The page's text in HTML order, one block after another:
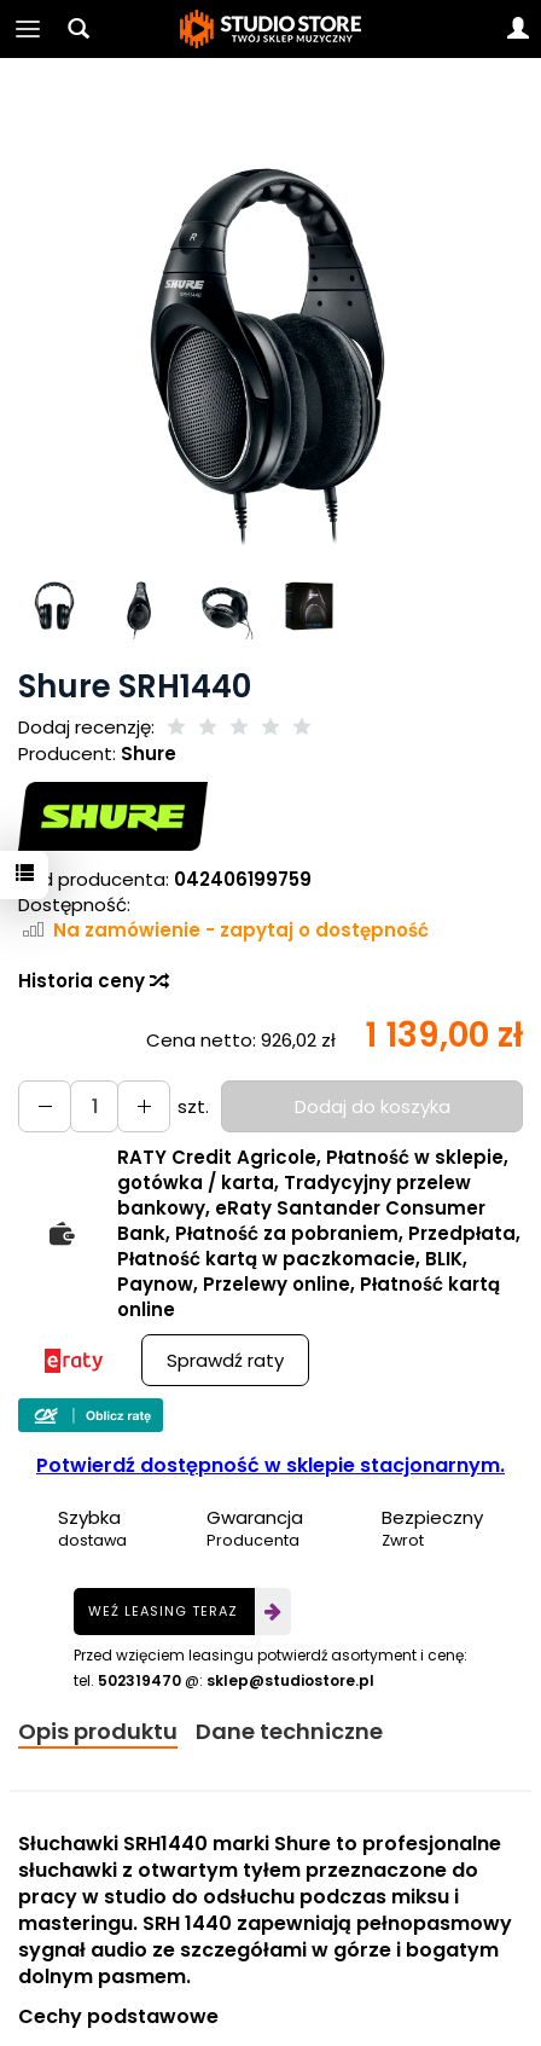
Shure SRH1440
Dodaj recenzję:
Producent: Shure
Kod producenta: 042406199759
Dostępność:
Na zamówienie - zapytaj o dostępność
Historia ceny
Cena netto: 926,02 zł 1 139,00 zł
szt.
Dodaj do koszyka
RATY Credit Agricole, Płatność w sklepie,
gotówka / karta, Tradycyjny przelew
bankowy, eRaty Santander Consumer
Bank, Płatność za pobraniem, Przedpłata,
Płatność kartą w paczkomacie, BLIK,
Paynow, Przelewy online, Płatność kartą
online
Sprawdź raty
Potwierdź dostępność w sklepie stacjonarnym.
Szybka
dostawa
Gwarancja
Producenta
Bezpieczny
Zwrot
WEŹ LEASING TERAZ
Przed wzięciem leasingu potwierdź asortyment i cenę:
tel. 502319470 @: sklep@studiostore.pl
Opis produktu Dane techniczne
Słuchawki SRH1440 marki Shure to profesjonalne
słuchawki z otwartym tyłem przeznaczone do
pracy w studio do odsłuchu podczas miksu i
masteringu. SRH 1440 zapewniają pełnopasmowy
sygnał audio ze szczegółami w górze i bogatym
dolnym pasmem.
Cechy podstawowe